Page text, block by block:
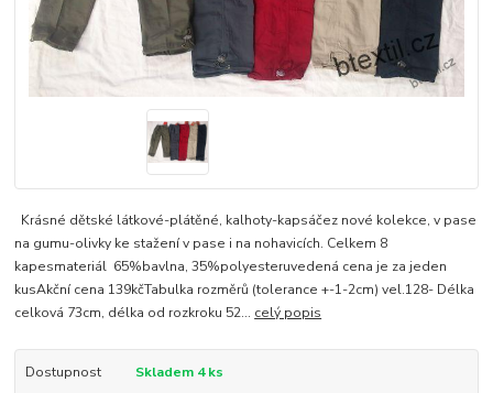
Krásné dětské látkové-plátěné, kalhoty-kapsáčez nové kolekce, v pase
na gumu-olivky ke stažení v pase i na nohavicích. Celkem 8
kapesmateriál 65%bavlna, 35%polyesteruvedená cena je za jeden
kusAkční cena 139kčTabulka rozměrů (tolerance +-1-2cm) vel.128- Délka
celková 73cm, délka od rozkroku 52... celý popis
Dostupnost
Skladem 4 ks